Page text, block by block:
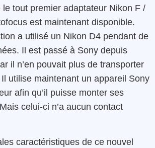
le tout premier adaptateur Nikon F /
est maintenant disponible.
a utilisé un Nikon D4 pendant de
Il est passé à Sony depuis
il n’en pouvait plus de transporter
utilise maintenant un appareil Sony
afin qu’il puisse monter ses
celui-ci n’a aucun contact
caractéristiques de ce nouvel